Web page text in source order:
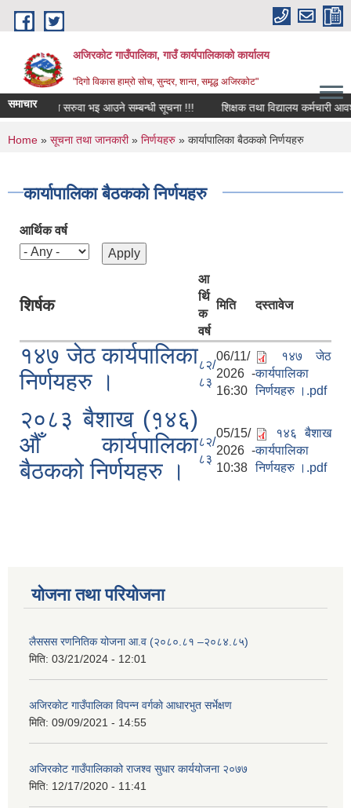
Skip to main content
अजिरकोट गाउँपालिका, गाउँ कार्यपालिकाको कार्यालय
"दिगो विकास हाम्रो सोच, सुन्दर, शान्त, समृद्ध अजिरकोट"
समाचार
रिक्त पदमा सरुवा भइ आउने सम्बन्धी सूचना !!! शिक्षक तथा विद्यालय कर्मचारी
You are here
Home » सूचना तथा जानकारी» निर्णयहरु » कार्यापालिका बैठकको निर्णयहरु
कार्यापालिका बैठकको निर्णयहरु
आर्थिक वर्ष
शिर्षक
आ
र्थि
क
वर्ष
मिति दस्तावेज
१४७ जेठ कार्यपालिका
निर्णयहरु ।
८२/
८३
06/11/
2026 -
16:30
१४७ जेठ
कार्यपालिका
निर्णयहरु ।.pdf
२०८३ बैशाख (१़४६)
औँ कार्यपालिका
बैठकको निर्णयहरु ।
८२/
८३
05/15/
2026 -
10:38
१४६ बैशाख
कार्यपालिका
निर्णयहरु ।.pdf
योजना तथा परियोजना
लैससस रणनितिक योजना आ.व (२०८०.८१ –२०८४.८५)
मिति: 03/21/2024 - 12:01
अजिरकाेट गाउँपालिका विपन्न वर्गकाे आधारभुत सर्भेक्षण
मिति: 09/09/2021 - 14:55
अजिरकोट गाउँपालिकाको राजश्व सुधार कार्ययोजना २०७७
मिति: 12/17/2020 - 11:41